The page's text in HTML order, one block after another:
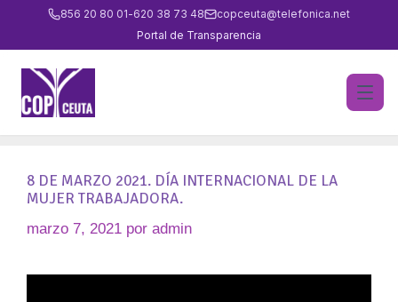
856 20 80 01-620 38 73 48
copceuta@telefonica.net
Portal de Transparencia
8 DE MARZO 2021. DÍA INTERNACIONAL DE LA
MUJER TRABAJADORA.
marzo 7, 2021 por admin